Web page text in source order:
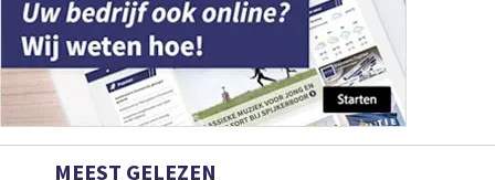
MEEST GELEZEN